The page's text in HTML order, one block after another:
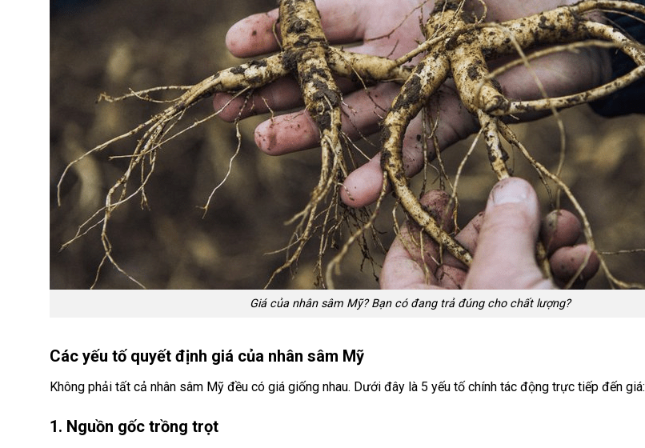
Giá của nhân sâm Mỹ? Bạn có đang trả đúng cho chất lượng?
Các yếu tố quyết định giá của nhân sâm Mỹ
Không phải tất cả nhân sâm Mỹ đều có giá giống nhau. Dưới đây là 5 yếu tố chính tác động trực tiếp đến giá:
1. Nguồn gốc trồng trọt